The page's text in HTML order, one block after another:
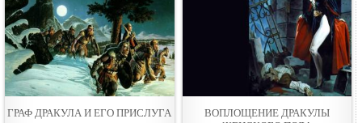
ГРАФ ДРАКУЛА И ЕГО ПРИСЛУГА
ВОПЛОЩЕНИЕ ДРАКУЛЫ